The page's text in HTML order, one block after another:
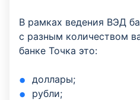
В рамках ведения ВЭД
с разным количеством
банке Точка это:
доллары;
рубли;